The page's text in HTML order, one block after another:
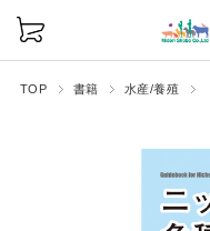
TOP 書籍 水産/養殖